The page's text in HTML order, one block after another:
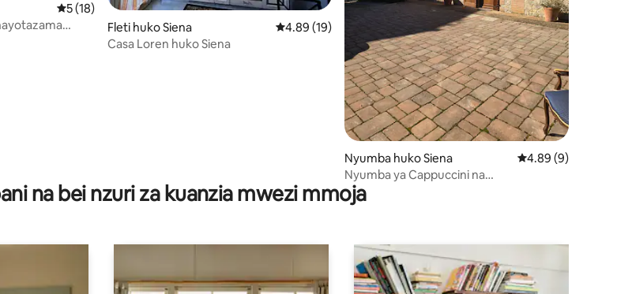
125
Ukadiriaji wa wastani wa 5 kati ya 5, tathmini 18
5 (18)
Fleti huko Siena Ukadiriaji wa wastani wa 4.89 kati ya 5, tathmini 19
4.89 (19)
Casa Loren huko Siena
Nyumba huko Siena Ukadiriaji wa
4.89 (9)
Nyumba ya Cappuccini na
FrancigenaApartments
na bei nzuri za kuanzia mwezi mmoja